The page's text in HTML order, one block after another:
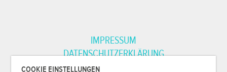
COOKIE EINSTELLUNGEN
IMPRESSUM
DATENSCHUTZERKLÄRUNG